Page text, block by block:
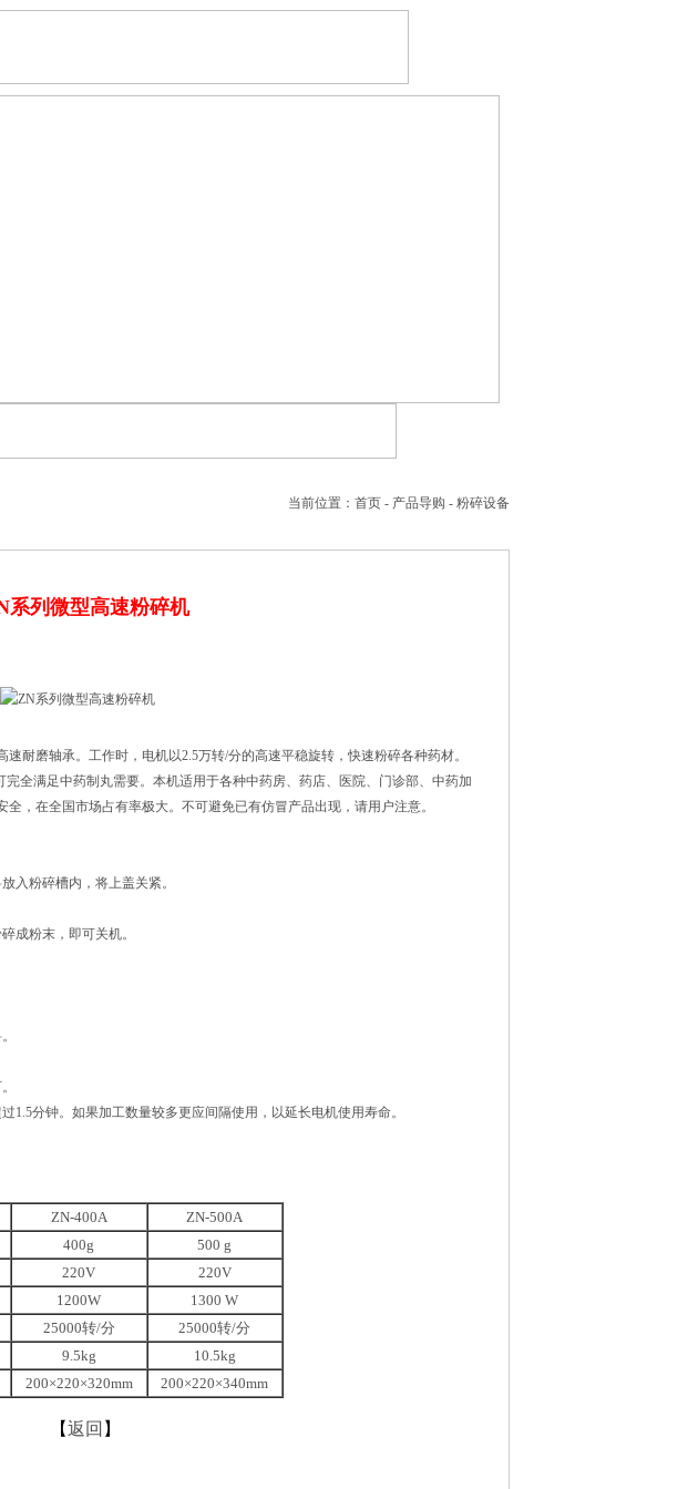
当前位置： 首页- 产品导购 - 粉碎设备
系列微型高速粉碎机
耐磨轴承。工作时，电机以2.5万转/分的高速平稳旋转，快速粉碎各种药材。
全满足中药制丸需要。本机适用于各种中药房、药店、医院、门诊部、中药加
，在全国市场占有率极大。不可避免已有仿冒产品出现，请用户注意。
粉碎槽内，将上盖关紧。
粉末，即可关机。
分钟。如果加工数量较多更应间隔使用，以延长电机使用寿命。
ZN-400A
ZN-500A
400g
500 g
220V
220V
1200W
1300 W
25000转/分
25000转/分
9.5kg
10.5kg
200×220×320mm 200×220×340mm
【返回 】